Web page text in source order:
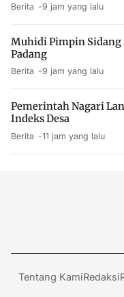
Berita 9 jam yang lalu
Muhidi Pimpin Sidang
Padang
Berita 9 jam yang lalu
Pemerintah Nagari
Indeks Desa
Berita 11 jam yang lalu
Tentang KamiRedaksi